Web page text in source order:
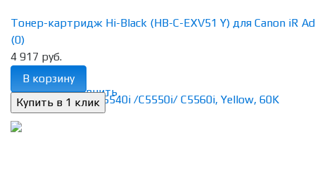
избранное сравнить
Тонер-картридж Hi-Black (HB-C-EXV51 Y) для Canon iR
(0)
4 917 руб.
В корзину